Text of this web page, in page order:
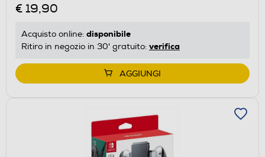
€ 19,90
Acquisto online: disponibile
Ritiro in negozio in 30' gratuito: verifica
AGGIUNGI